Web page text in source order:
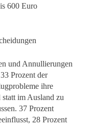
600 Euro
und Annullierungen
Prozent der
ihre
im Ausland zu
37 Prozent
28 Prozent